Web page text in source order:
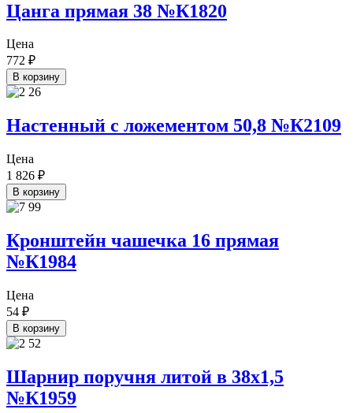
Цанга прямая 38 №К1820
Цена
772 ₽
В корзину
Настенный с ложементом 50,8 №К2109
Цена
1 826 ₽
В корзину
Кронштейн чашечка 16 прямая
№К1984
Цена
54 ₽
В корзину
Шарнир поручня литой в 38х1,5
№К1959